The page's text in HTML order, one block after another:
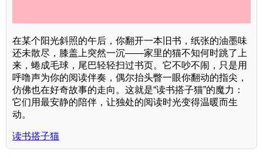
在某个阳光斜照的午后，你翻开一本旧书，纸张的油墨味
还未散尽，膝盖上突然一沉——家里的猫不知何时跳了上
来，蜷成毛球，尾巴轻轻扫过书页。它不吵不闹，只是用
呼噜声为你的阅读伴奏，偶尔抬头瞥一眼你翻动的指尖，
仿佛也在好奇故事的走向。这就是“读书搭子猫”的魔力：
它们用最安静的陪伴，让独处的阅读时光变得温暖而生
动。
读书搭子猫